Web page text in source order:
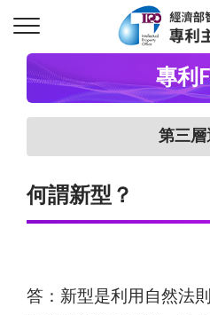
專利
第三層
何謂新型？
答：新型是利用自然法